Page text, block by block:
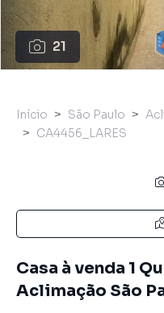
21
Início São Paulo
CA4456_LARES
Casa à venda 1
Aclimação São